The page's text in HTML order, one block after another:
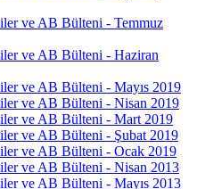
ve AB Bülteni - Temmuz
ve AB Bülteni - Haziran
ve AB Bülteni - Mayıs 2019
ve AB Bülteni - Nisan 2019
ve AB Bülteni - Mart 2019
ve AB Bülteni - Şubat 2019
ve AB Bülteni - Ocak 2019
ve AB Bülteni - Nisan 2013
ve AB Bülteni - Mayıs 2013